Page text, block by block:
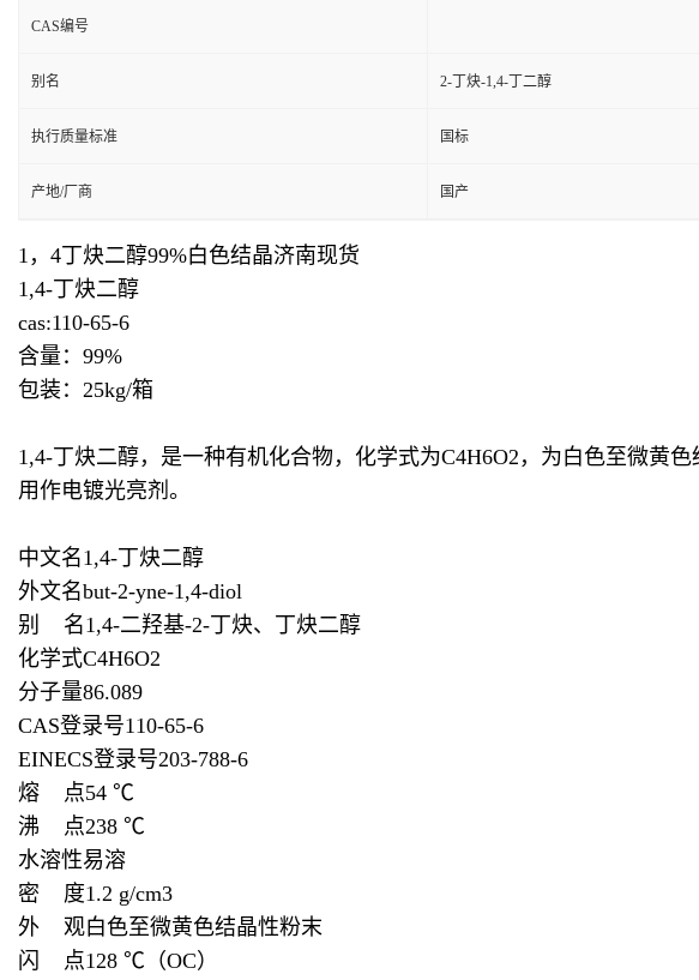
CAS编号
别名 2-丁炔-1,4-丁二醇
执行质量标准 国标
产地/厂商 国产
1，4丁炔二醇99%白色结晶济南现货
1,4-丁炔二醇
cas:110-65-6
含量：99%
包装：25kg/箱
1,4-丁炔二醇，是一种有机化合物，化学式为C4H6O2，为白色至微黄
用作电镀光亮剂。
中文名1,4-丁炔二醇
外文名but-2-yne-1,4-diol
别 名1,4-二羟基-2-丁炔、丁炔二醇
化学式C4H6O2
分子量86.089
CAS登录号110-65-6
EINECS登录号203-788-6
熔 点54 ℃
沸 点238 ℃
水溶性易溶
密 度1.2 g/cm3
外 观白色至微黄色结晶性粉末
闪 点128 ℃（OC）